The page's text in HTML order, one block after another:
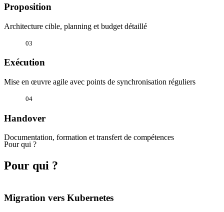
Proposition
Architecture cible, planning et budget détaillé
03
Exécution
Mise en œuvre agile avec points de synchronisation réguliers
04
Handover
Documentation, formation et transfert de compétences
Pour qui ?
Pour qui ?
Migration vers Kubernetes